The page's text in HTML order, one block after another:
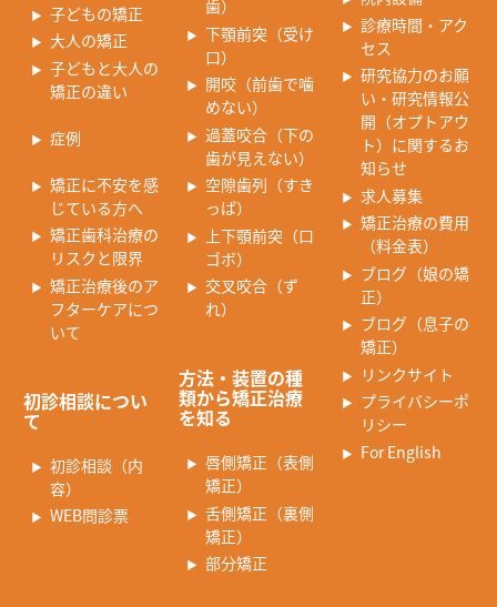
子どもの矯正
大人の矯正
子どもと大人の
矯正の違い
症例
矯正に不安を感
じている方へ
矯正歯科治療の
リスクと限界
矯正治療後のア
フターケアにつ
いて
初診相談につい
て
初診相談（内
容）
WEB問診票
歯）
下顎前突（受け
口）
開咬（前歯で噛
めない）
過蓋咬合（下の
歯が見えない）
空隙歯列（すき
っぱ）
上下顎前突（口
ゴボ）
交叉咬合（ず
れ）
方法・装置の種
類から矯正治療
を知る
唇側矯正（表側
矯正）
舌側矯正（裏側
矯正）
部分矯正
診療時間・アク
セス
研究協力のお願
い・研究情報公
開（オプトアウ
ト）に関するお
知らせ
求人募集
矯正治療の費用
（料金表）
ブログ（娘の矯
正）
ブログ（息子の
矯正）
リンクサイト
プライバシーポ
リシー
For English